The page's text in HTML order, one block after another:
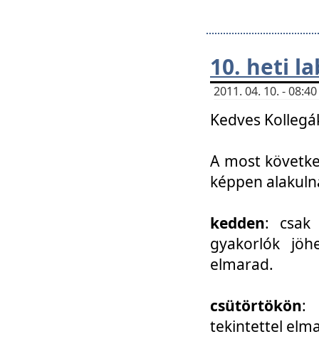
10. heti
2011. 04. 10. -
Kedves
A most
képpen
kedden: csak
gyakorlók
elmarad.
csütörtökön:
tekintettel